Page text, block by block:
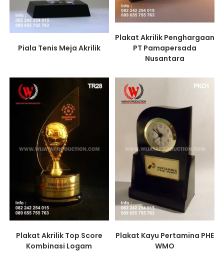
Piala Tenis Meja Akrilik
Plakat Akrilik Penghargaan
PT Pamapersada
Nusantara
Plakat Akrilik Top Score
Kombinasi Logam
Plakat Kayu Pertamina PHE
WMO